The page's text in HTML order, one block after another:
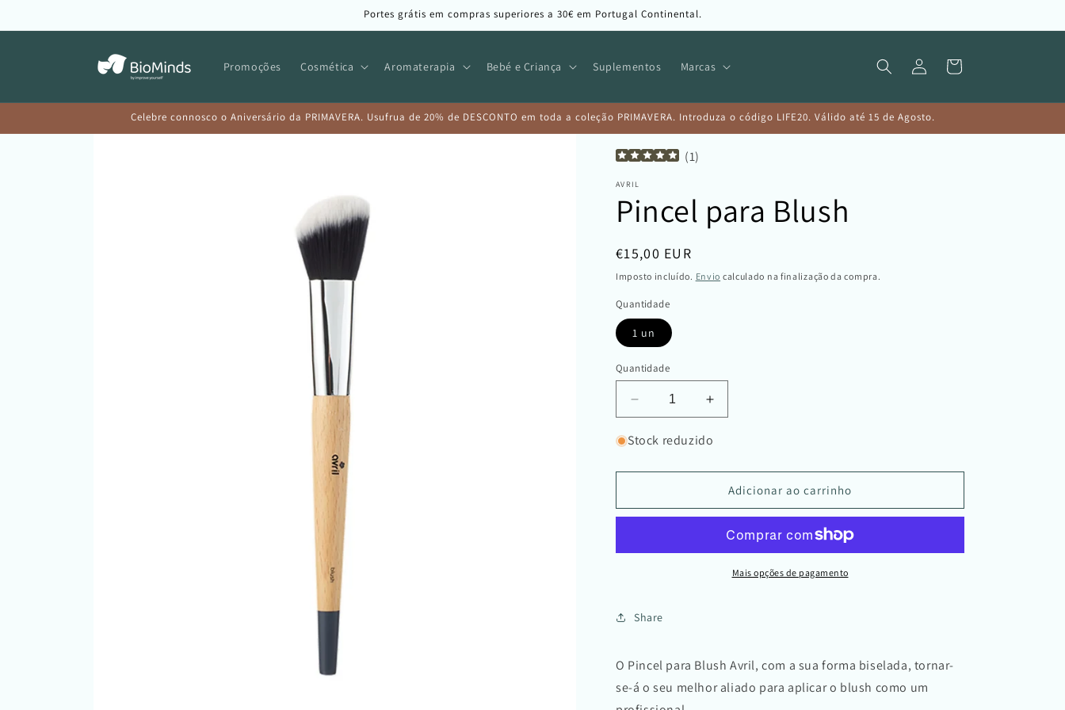
conteúdo
Portes grátis em compras superiores a 30€ em Portugal Continental.
Promoções Cosmética Aromaterapia Bebé e Criança Suplementos Marcas
Iniciar
sessão
Carrinho
Celebre connosco o Aniversário da PRIMAVERA. Usufrua de 20% de DESCONTO em toda a coleção PRIMAVERA. Introduza o código LIFE20. Válido até 15 de Agosto.
(1)
AVRIL
Pincel para Blush
Preço
normal
€15,00 EUR
Imposto incluído. Envio calculado na finalização da compra.
Quantidade
1 un
Quantidade
Diminuir
a
quantidade
Pincel
Blush
Aumentar
a
quantidade
Pincel
para
Blush
Stock reduzido
Adicionar ao carrinho
Mais opções de pagamento
Share
O Pincel para Blush Avril, com a sua forma biselada, tornar-
se-á o seu melhor aliado para aplicar o blush como um